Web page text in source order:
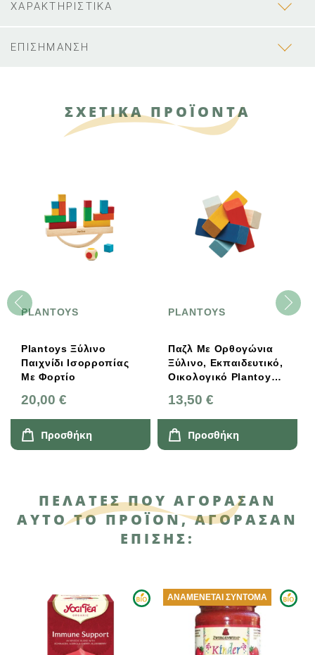
ΧΑΡΑΚΤΗΡΙΣΤΙΚΑ
ΕΠΙΣΗΜΑΝΣΗ
ΣΧΕΤΙΚΑ ΠΡΟΪΟΝΤΑ
PLANTOYS
Plantoys Ξύλινο
Παιχνίδι Ισορροπίας
Με Φορτίο
20,00 €
Προσθήκη
PLANTOYS
Παζλ Με Ορθογώνια
Ξύλινο, Εκπαιδευτικό,
Οικολογικό Plantoys
13,50 €
Προσθήκη
ΠΕΛΆΤΕΣ ΠΟΥ ΑΓΌΡΑΣΑΝ
ΑΥΤΌ ΤΟ ΠΡΟΪΌΝ, ΑΓΌΡΑΣΑΝ
ΕΠΊΣΗΣ:
ΑΝΑΜΈΝΕΤΑΙ ΣΎΝΤΟΜΑ